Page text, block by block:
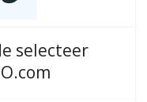
selecteer